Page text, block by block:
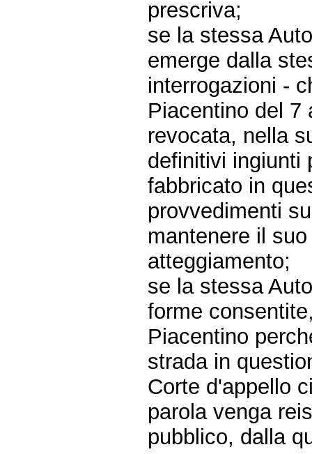
prescriva;
se la stessa
emerge dalla
interrogazioni -
Piacentino del 7
revocata, nella
definitivi ingiunti
fabbricato in
provvedimenti
mantenere il
atteggiamento;
se la stessa
forme
Piacentino
strada in
Corte d'appello
parola venga
pubblico, dalla